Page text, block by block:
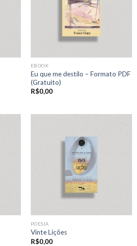
EBOOK
Eu que me destilo – Formato PDF
(Gratuito)
R$0,00
POESIA
Vinte Lições
R$0,00